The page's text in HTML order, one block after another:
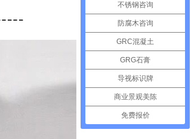
不锈钢咨询
防腐木咨询
GRC混凝土
GRG石膏
导视标识牌
商业景观美陈
免费报价